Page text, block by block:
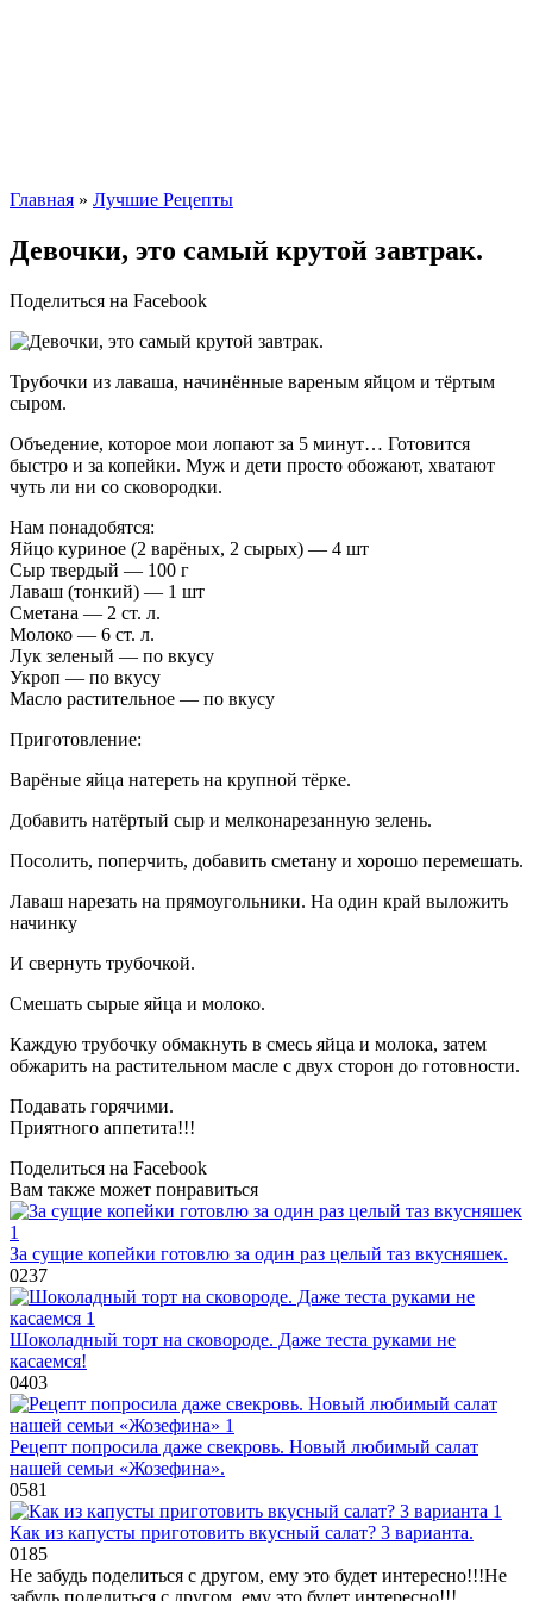
Главная » Лучшие Рецепты
Девочки, это самый крутой завтрак.
Поделиться на Facebook
Трубочки из лаваша, начинённые вареным яйцом и тёртым
сыром.
Объедение, которое мои лопают за 5 минут… Готовится
быстро и за копейки. Муж и дети просто обожают, хватают
чуть ли ни со сковородки.
Нам понадобятся:
Яйцо куриное (2 варёных, 2 сырых) — 4 шт
Сыр твердый — 100 г
Лаваш (тонкий) — 1 шт
Сметана — 2 ст. л.
Молоко — 6 ст. л.
Лук зеленый — по вкусу
Укроп — по вкусу
Масло растительное — по вкусу
Приготовление:
Варёные яйца натереть на крупной тёрке.
Добавить натёртый сыр и мелконарезанную зелень.
Посолить, поперчить, добавить сметану и хорошо перемешать.
Лаваш нарезать на прямоугольники. На один край выложить
начинку
И свернуть трубочкой.
Смешать сырые яйца и молоко.
Каждую трубочку обмакнуть в смесь яйца и молока, затем
обжарить на растительном масле с двух сторон до готовности.
Подавать горячими.
Приятного аппетита!!!
Поделиться на Facebook
Вам также может понравиться
За сущие копейки готовлю за один раз целый таз вкусняшек.
0237
Шоколадный торт на сковороде. Даже теста руками не
касаемся!
0403
Рецепт попросила даже свекровь. Новый любимый салат
нашей семьи «Жозефина».
0581
Как из капусты приготовить вкусный салат? 3 варианта.
0185
Не забудь поделиться с другом, ему это будет интересно!!!Не
забудь поделиться с другом, ему это будет интересно!!!